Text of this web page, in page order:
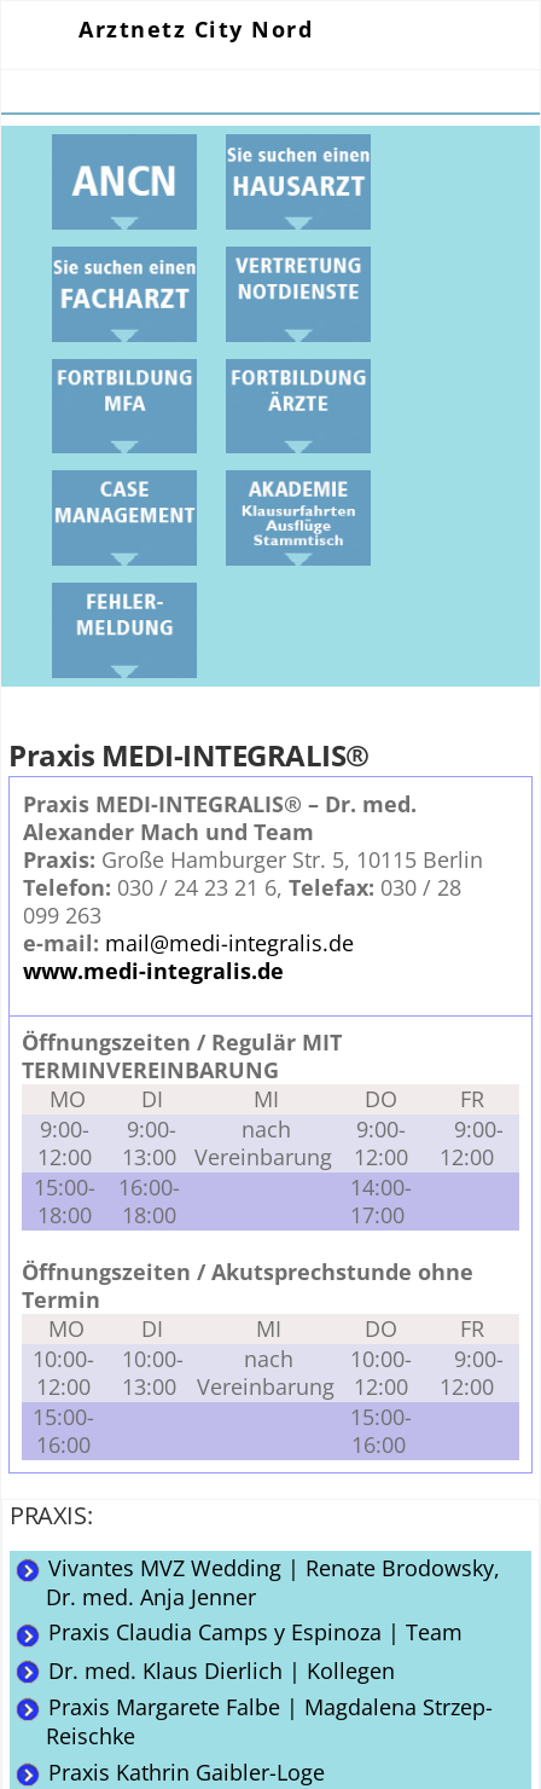
Arztnetz City Nord
Praxis MEDI-INTEGRALIS®
Praxis MEDI-INTEGRALIS® – Dr. med.
Alexander Mach und Team
Praxis: Große Hamburger Str. 5, 10115 Berlin
Telefon: 030 / 24 23 21 6, Telefax: 030 / 28
099 263
e-mail: mail@medi-integralis.de
www.medi-integralis.de
Öffnungszeiten / Regulär MIT
TERMINVEREINBARUNG
MO
DI MI DO
FR
9:00-
12:00
9:00-
13:00
nach
Vereinbarung
9:00-
12:00
9:00-
12:00
15:00-
18:00
16:00-
18:00
14:00-
17:00
Öffnungszeiten / Akutsprechstunde ohne
Termin
MO
DI MI DO
FR
10:00-
12:00
10:00-
13:00
nach
Vereinbarung
10:00-
12:00
9:00-
12:00
15:00-
16:00
15:00-
16:00
PRAXIS:
Vivantes MVZ Wedding | Renate Brodowsky,
Dr. med. Anja Jenner
Praxis Claudia Camps y Espinoza | Team
Dr. med. Klaus Dierlich | Kollegen
Praxis Margarete Falbe | Magdalena Strzep-
Reischke
Praxis Kathrin Gaibler-Loge